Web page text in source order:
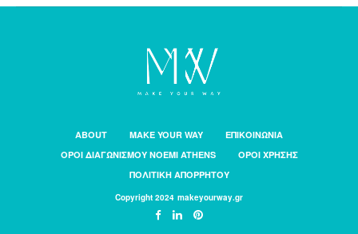
ABOUT MAKE YOUR WAY
ΕΠΙΚΟΙΝΩΝΙΑ
ΟΡΟΙ ΔΙΑΓΩΝΙΣΜΟΥ NOEMI ATHENS
ΟΡΟΙ ΧΡΗΣΗΣ
ΠΟΛΙΤΙΚΗ ΑΠΟΡΡΗΤΟΥ
Copyright 2024 makeyourway.gr